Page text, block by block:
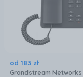
od 183 zł